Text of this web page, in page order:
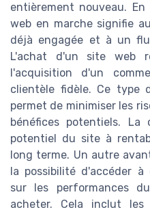
entièrement nouveau.
web en marche signifie
déjà engagée et à un
L'achat d'un site web
l'acquisition d'un
clientèle fidèle. Ce type
permet de minimiser les
bénéfices potentiels.
potentiel du site à
long terme. Un autre
la possibilité d'accéder
sur les performances
acheter. Cela inclut